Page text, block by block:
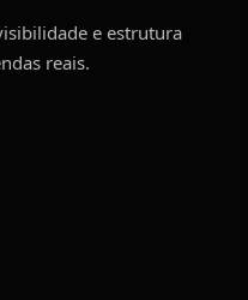
e estrutura
reais.